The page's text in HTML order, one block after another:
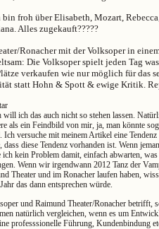
froh über Elisabeth, Mozart,
Alles zugekauft?????
Ronacher mit der Volksoper in
Die Volksoper spielt jeden Tag
verkaufen wie nur möglich für das
statt Hohn & Spott & ewige Kritik.
will ich das auch nicht so stehen lassen.
als ein Feindbild von mir, ja, man könnte
Ich versuche mit meinem Artikel eine
dass diese Tendenz vorhanden ist. Wenn
kein Problem damit, einfach abwarten,
Wenn wir irgendwann 2012 Tanz der
Theater und im Ronacher laufen haben,
das dann entsprechen würde.
und Raimund Theater/Ronacher betrifft,
natürlich vergleichen, wenn es um
professsionelle Führung, Kundenbindung